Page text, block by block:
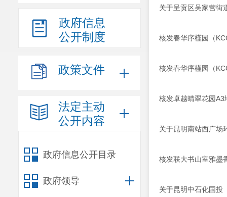
政府信息
公开制度
政策文件
法定主动
公开内容
政府信息公开目录
政府领导
关于呈贡区吴家营街
核发春华序槿园（
核发春华序槿园（
核发卓越晴翠花园
关于昆明南站西广场
核发联大书山室雅墨
关于昆明中石化国投